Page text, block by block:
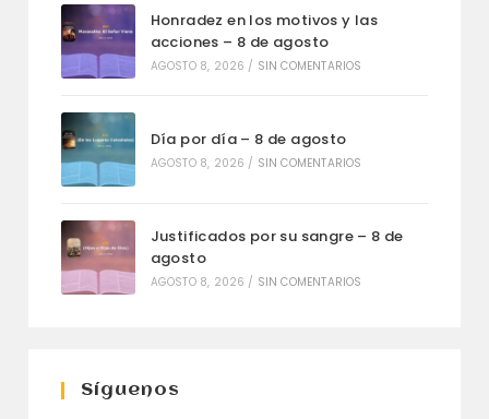
Honradez en los motivos y las
acciones – 8 de agosto
AGOSTO 8, 2026 / SIN COMENTARIOS
Día por día – 8 de agosto
AGOSTO 8, 2026 / SIN COMENTARIOS
Justificados por su sangre – 8 de
agosto
AGOSTO 8, 2026 / SIN COMENTARIOS
Síguenos